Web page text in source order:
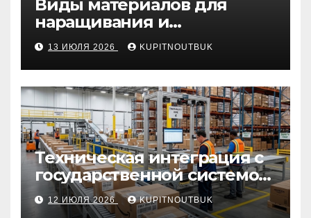
Виды материалов для
наращивания и
моделирования ногтей
13 ИЮЛЯ 2026 KUPITNOUTBUK
Техническая интеграция с
государственной системой
«Честный знак
12 ИЮЛЯ 2026 KUPITNOUTBUK